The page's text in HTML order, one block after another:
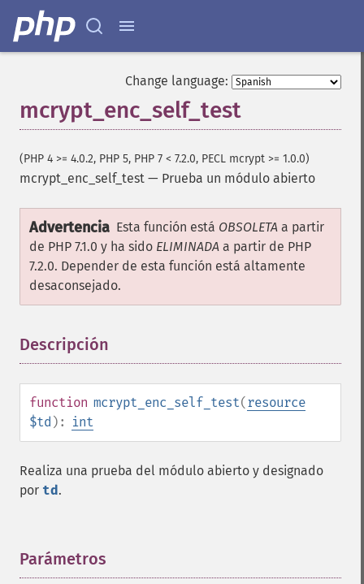
Change language:
mcrypt_enc_self_test
(PHP 4 >= 4.0.2, PHP 5, PHP 7 < 7.2.0, PECL mcrypt >= 1.0.0)
mcrypt_enc_self_test — Prueba un módulo abierto
Advertencia Esta función está OBSOLETA a partir
de PHP 7.1.0 y ha sido ELIMINADA a partir de PHP
7.2.0. Depender de esta función está altamente
desaconsejado.
Descripción
function mcrypt_enc_self_test(resource
$td ): int
Realiza una prueba del módulo abierto y designado
por td.
Parámetros